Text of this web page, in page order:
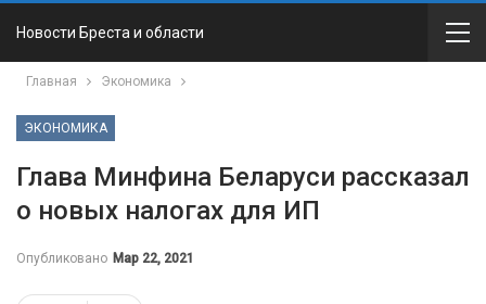
Новости Бреста и области
Главная Экономика
ЭКОНОМИКА
Глава Минфина Беларуси рассказал
о новых налогах для ИП
Опубликовано Мар 22, 2021